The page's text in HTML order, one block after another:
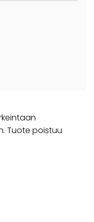
Tuote poistuu